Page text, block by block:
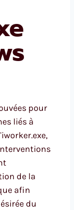
pour
liés à
de la
afin
du